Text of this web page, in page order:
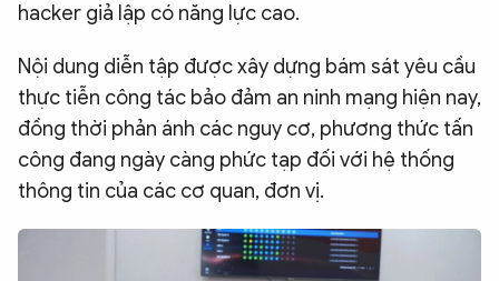
hacker giả lập có năng lực cao.
Nội dung diễn tập được xây dựng bám sát yêu cầu
thực tiễn công tác bảo đảm an ninh mạng hiện nay,
đồng thời phản ánh các nguy cơ, phương thức tấn
công đang ngày càng phức tạp đối với hệ thống
thông tin của các cơ quan, đơn vị.